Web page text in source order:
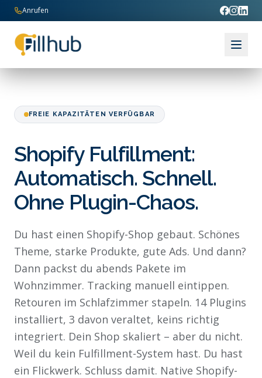
Zum Inhalt springen
Anrufen
FREIE KAPAZITÄTEN VERFÜGBAR
Shopify Fulfillment:
Automatisch. Schnell.
Ohne Plugin-Chaos.
Du hast einen Shopify-Shop gebaut. Schönes
Theme, starke Produkte, gute Ads. Und dann?
Dann packst du abends Pakete im
Wohnzimmer. Tracking manuell eintippen.
Retouren im Schlafzimmer stapeln. 14 Plugins
installiert, 3 davon veraltet, keins richtig
integriert. Dein Shop skaliert – aber du nicht.
Weil du kein Fulfillment-System hast. Du hast
ein Flickwerk. Schluss damit. Native Shopify-